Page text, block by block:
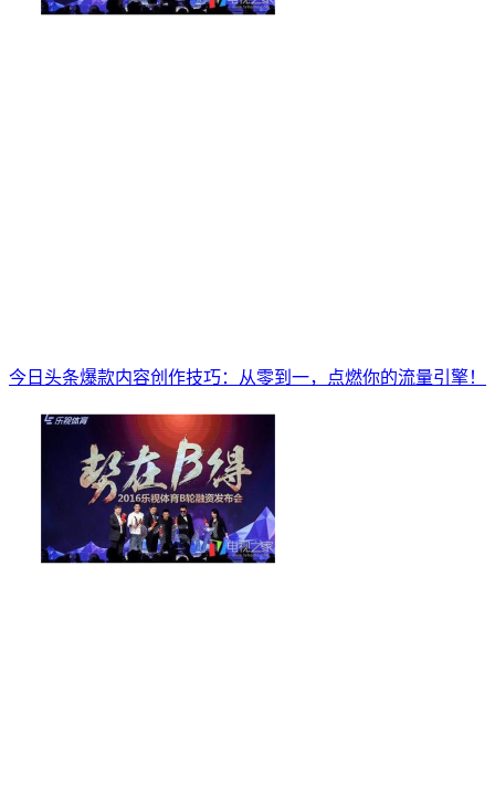
今日头条爆款内容创作技巧：从零到一，点燃你的流量引擎！